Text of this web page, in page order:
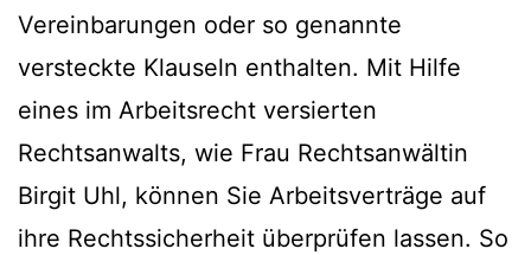
Vereinbarungen oder so genannte
versteckte Klauseln enthalten. Mit Hilfe
eines im Arbeitsrecht versierten
Rechtsanwalts, wie Frau Rechtsanwältin
Birgit Uhl, können Sie Arbeitsverträge auf
ihre Rechtssicherheit überprüfen lassen. So